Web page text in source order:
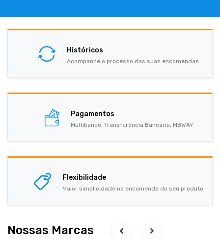
Históricos
Acompanhe o processo das suas encomendas
Pagamentos
Multibanco, Transferência Bancária, MBWAY
Flexibilidade
Maior simplicidade na encomenda do seu produto
Nossas Marcas